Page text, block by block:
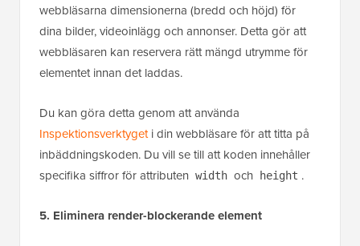
webbläsarna dimensionerna (bredd och höjd) för
dina bilder, videoinlägg och annonser. Detta gör att
webbläsaren kan reservera rätt mängd utrymme för
elementet innan det laddas.
Du kan göra detta genom att använda
Inspektionsverktygeti din webbläsare för att titta på
inbäddningskoden. Du vill se till att koden innehåller
specifika siffror för attributen width och height .
5. Eliminera render-blockerande element